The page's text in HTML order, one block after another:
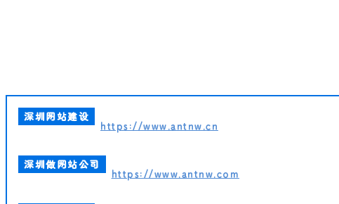
深圳网站建设
https://www.antnw.cn
深圳做网站公司
https://www.antnw.com